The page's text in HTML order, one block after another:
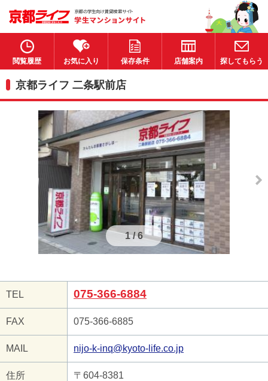
閲覧履歴 お気に入り 保存条件 店舗案内 探してもらう
京都ライフ 二条駅前店
1/6
TEL 075-366-6884
FAX 075-366-6885
MAIL nijo-k-inq@kyoto-life.co.jp
住所
〒604-8381